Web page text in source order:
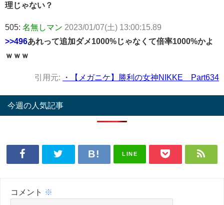
理じゃない？
505: 名無しマン 2023/01/07(土) 13:00:15.89
>>496あれって追加ダメ1000%じゃなくて倍率1000%かよ
ｗｗｗ
引用元: ・【メガニケ】勝利の女神NIKKE Part634
今週の人気記事
LINE
コメント ※